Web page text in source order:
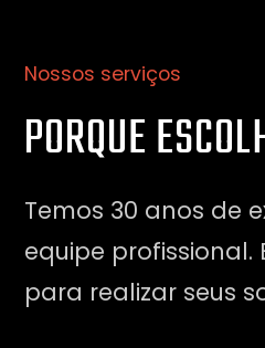
Nossos serviços
PORQUE
Temos 30 anos de
equipe profissional.
para realizar seus